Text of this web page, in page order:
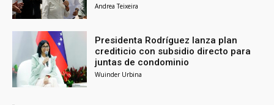
Andrea Teixeira
Presidenta Rodríguez lanza plan
crediticio con subsidio directo para
juntas de condominio
Wuinder Urbina